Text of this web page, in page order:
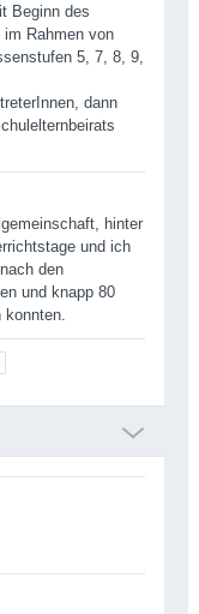
Beginn des
im Rahmen von
5, 7, 8, 9,
dann
hinter
und ich
den
und knapp 80